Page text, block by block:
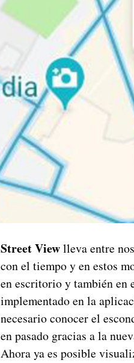
Street Viewlleva entre
con el tiempo y en estos
en escritorio y también en
implementado en la
necesario conocer el
en pasado gracias a la
Ahora ya es posible